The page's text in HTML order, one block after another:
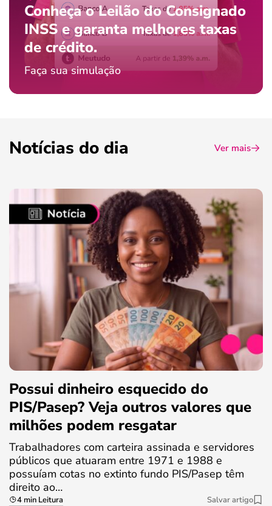
Conheça o Leilão do Consignado
INSS e garanta melhores taxas
de crédito.
Faça sua simulação
Notícias do dia Ver mais
Possui dinheiro esquecido do
PIS/Pasep? Veja outros valores que
milhões podem resgatar
Trabalhadores com carteira assinada e servidores
públicos que atuaram entre 1971 e 1988 e
possuíam cotas no extinto fundo PIS/Pasep têm
direito ao…
4 min Leitura Salvar artigo